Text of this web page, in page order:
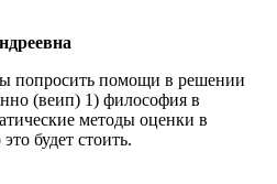
попросить помощи в решении
(веип) 1) философия в
методы оценки в
будет стоить.